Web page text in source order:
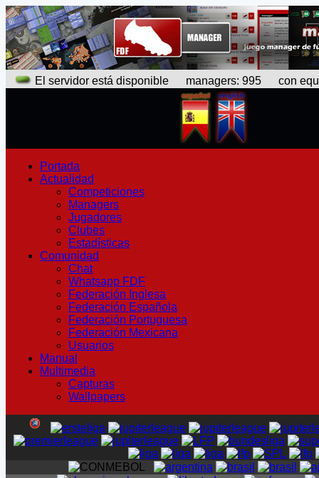
El servidor está disponible managers: 995 con
Portada
Actualidad
Competiciones
Managers
Jugadores
Clubes
Estadísticas
Comunidad
Chat
Whatsapp FDF
Federación Inglesa
Federación Española
Federación Portuguesa
Federación Mexicana
Usuarios
Manual
Multimedia
Capturas
Wallpapers